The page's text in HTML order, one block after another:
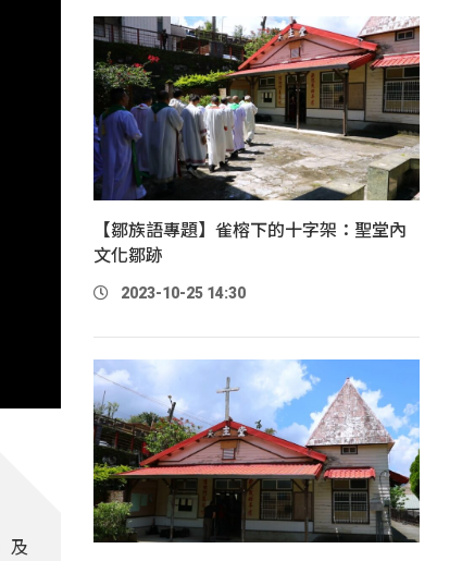
及
【鄒族語專題】雀榕下的十字架：聖堂內
文化鄒跡
2023-10-25 14:30